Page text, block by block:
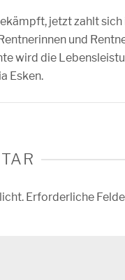
jetzt zahlt
und
wird die
Esken.
Erforderliche